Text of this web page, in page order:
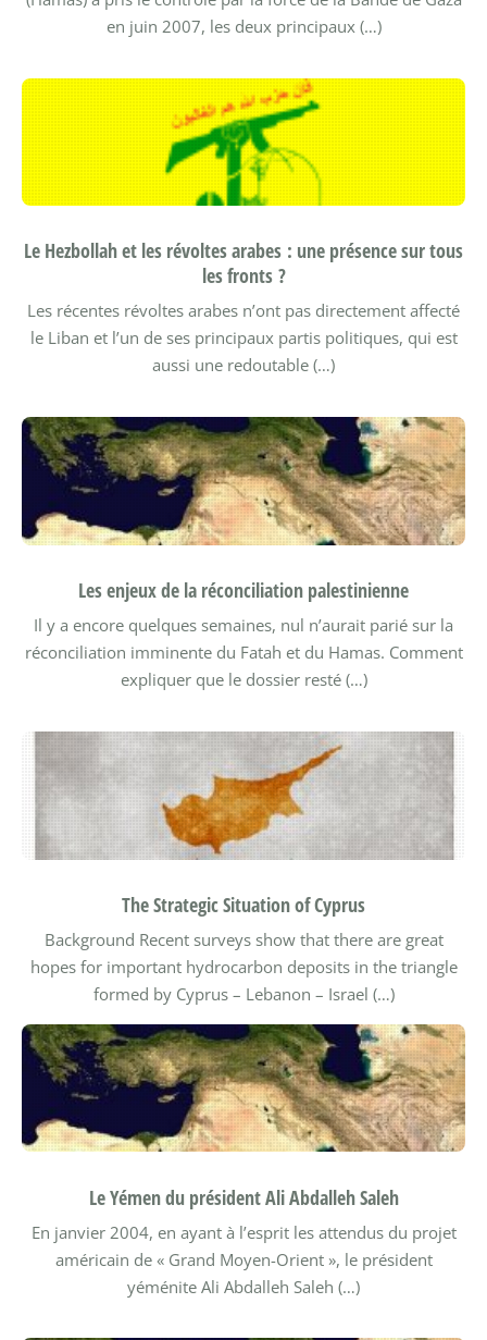
en juin 2007, les deux principaux (…)
Le Hezbollah et les révoltes arabes : une présence sur tous
les fronts ?
Les récentes révoltes arabes n’ont pas directement affecté
le Liban et l’un de ses principaux partis politiques, qui est
aussi une redoutable (…)
Les enjeux de la réconciliation palestinienne
Il y a encore quelques semaines, nul n’aurait parié sur la
réconciliation imminente du Fatah et du Hamas. Comment
expliquer que le dossier resté (…)
The Strategic Situation of Cyprus
Background Recent surveys show that there are great
hopes for important hydrocarbon deposits in the triangle
formed by Cyprus – Lebanon – Israel (…)
Le Yémen du président Ali Abdalleh Saleh
En janvier 2004, en ayant à l’esprit les attendus du projet
américain de « Grand Moyen-Orient », le président
yéménite Ali Abdalleh Saleh (…)